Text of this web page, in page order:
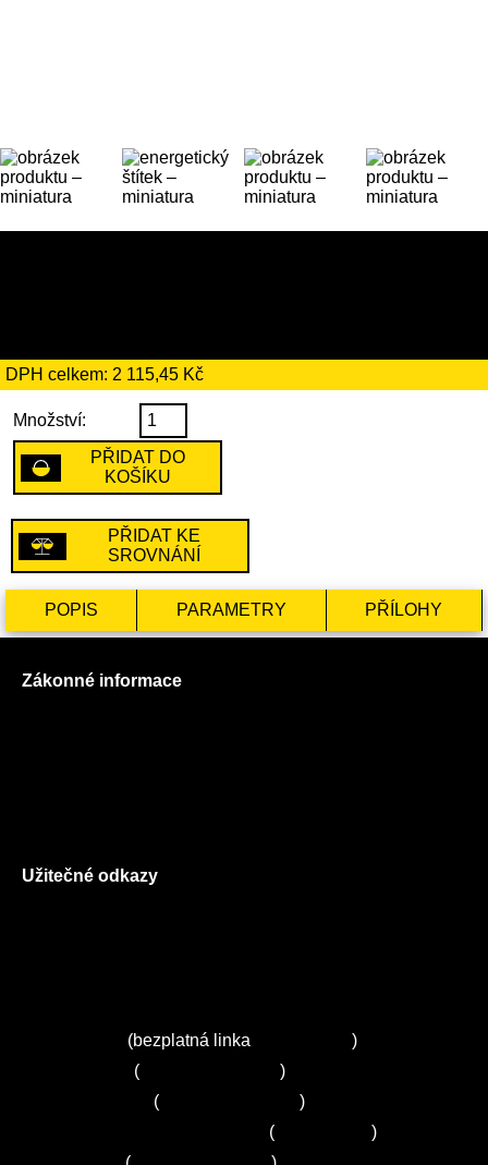
DPH celkem: 2 115,45 Kč
Množství:
PŘIDAT DO
KOŠÍKU
PŘIDAT KE
SROVNÁNÍ
POPIS PARAMETRY PŘÍLOHY
Zákonné informace
Užitečné odkazy
(bezplatná linka
)
(
)
(
)
(
)